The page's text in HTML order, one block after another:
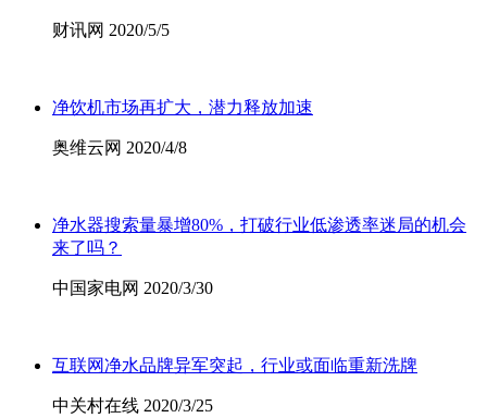
财讯网 2020/5/5
净饮机市场再扩大，潜力释放加速
奥维云网 2020/4/8
净水器搜索量暴增80%，打破行业低渗透率迷局的机会
来了吗？
中国家电网 2020/3/30
互联网净水品牌异军突起，行业或面临重新洗牌
中关村在线 2020/3/25